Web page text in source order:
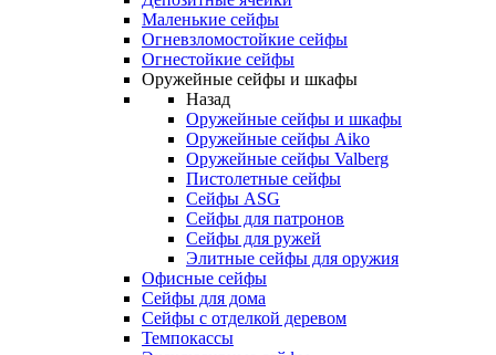
Маленькие сейфы
Огневзломостойкие сейфы
Огнестойкие сейфы
Оружейные сейфы и шкафы
Назад
Оружейные сейфы и шкафы
Оружейные сейфы Aiko
Оружейные сейфы Valberg
Пистолетные сейфы
Сейфы ASG
Сейфы для патронов
Сейфы для ружей
Элитные сейфы для оружия
Офисные сейфы
Сейфы для дома
Сейфы с отделкой деревом
Темпокассы